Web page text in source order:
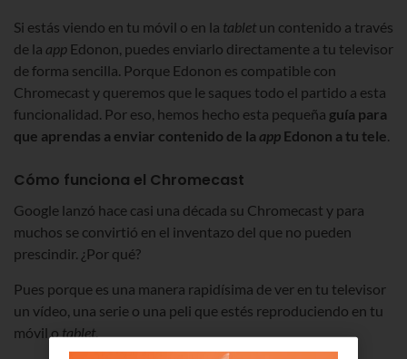
Si estás viendo en tu móvil o en la tablet un contenido a través
de la app Edonon, puedes enviarlo directamente a tu televisor
de forma sencilla. Porque Edonon es compatible con
Chromecast y queremos que le saques todo el partido a esta
funcionalidad. Por eso, hemos hecho esta pequeña guía para
que aprendas a enviar contenido de la app Edonon a tu tele.
Cómo funciona el Chromecast
Google lanzó hace casi una década su Chromecast y para
muchos se convirtió en el inventazo del que no pueden
prescindir. ¿Por qué?
Pues porque es una manera rapidísima de ver en tu televisor
un vídeo, una serie o una peli que estés reproduciendo en tu
móvil otablet.